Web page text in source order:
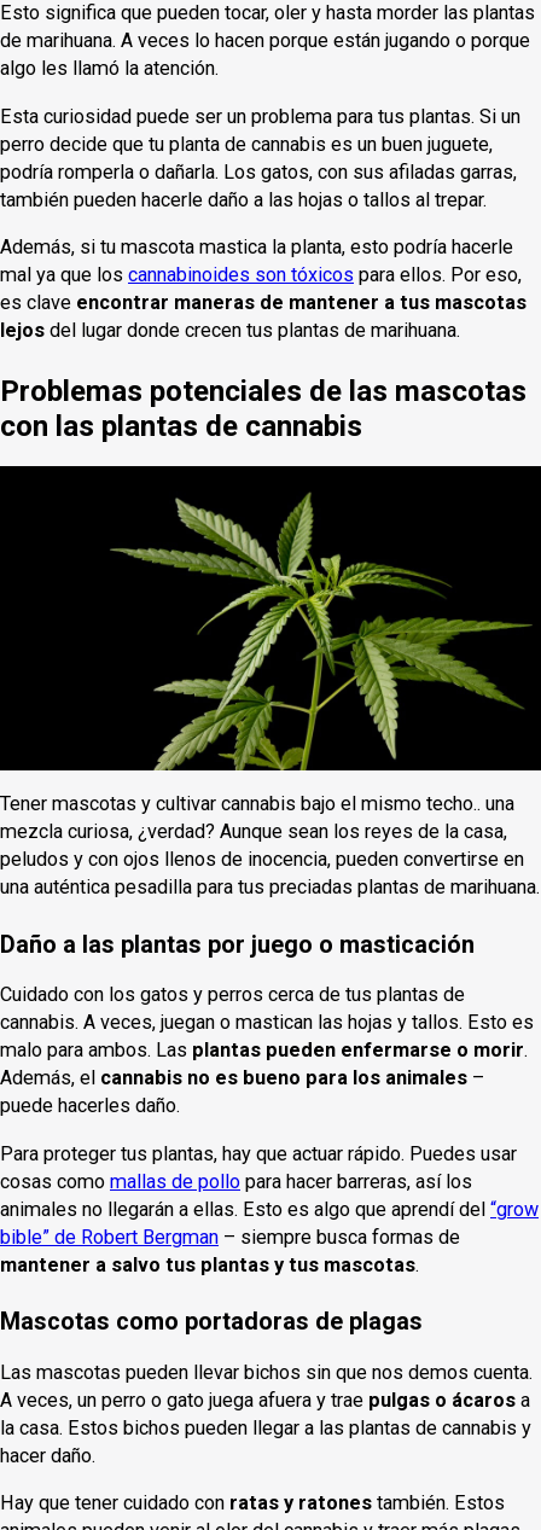
Esto significa que pueden tocar, oler y hasta morder las plantas
de marihuana. A veces lo hacen porque están jugando o porque
algo les llamó la atención.
Esta curiosidad puede ser un problema para tus plantas. Si un
perro decide que tu planta de cannabis es un buen juguete,
podría romperla o dañarla. Los gatos, con sus afiladas garras,
también pueden hacerle daño a las hojas o tallos al trepar.
Además, si tu mascota mastica la planta, esto podría hacerle
mal ya que los cannabinoides son tóxicos para ellos. Por eso,
es clave encontrar maneras de mantener a tus mascotas
lejos del lugar donde crecen tus plantas de marihuana.
Problemas potenciales de las mascotas
con las plantas de cannabis
Tener mascotas y cultivar cannabis bajo el mismo techo.. una
mezcla curiosa, ¿verdad? Aunque sean los reyes de la casa,
peludos y con ojos llenos de inocencia, pueden convertirse en
una auténtica pesadilla para tus preciadas plantas de marihuana.
Daño a las plantas por juego o masticación
Cuidado con los gatos y perros cerca de tus plantas de
cannabis. A veces, juegan o mastican las hojas y tallos. Esto es
malo para ambos. Las plantas pueden enfermarse o morir.
Además, el cannabis no es bueno para los animales –
puede hacerles daño.
Para proteger tus plantas, hay que actuar rápido. Puedes usar
cosas como mallas de pollo para hacer barreras, así los
animales no llegarán a ellas. Esto es algo que aprendí del “grow
bible” de Robert Bergman – siempre busca formas de
mantener a salvo tus plantas y tus mascotas.
Mascotas como portadoras de plagas
Las mascotas pueden llevar bichos sin que nos demos cuenta.
A veces, un perro o gato juega afuera y trae pulgas o ácaros a
la casa. Estos bichos pueden llegar a las plantas de cannabis y
hacer daño.
Hay que tener cuidado con ratas y ratones también. Estos